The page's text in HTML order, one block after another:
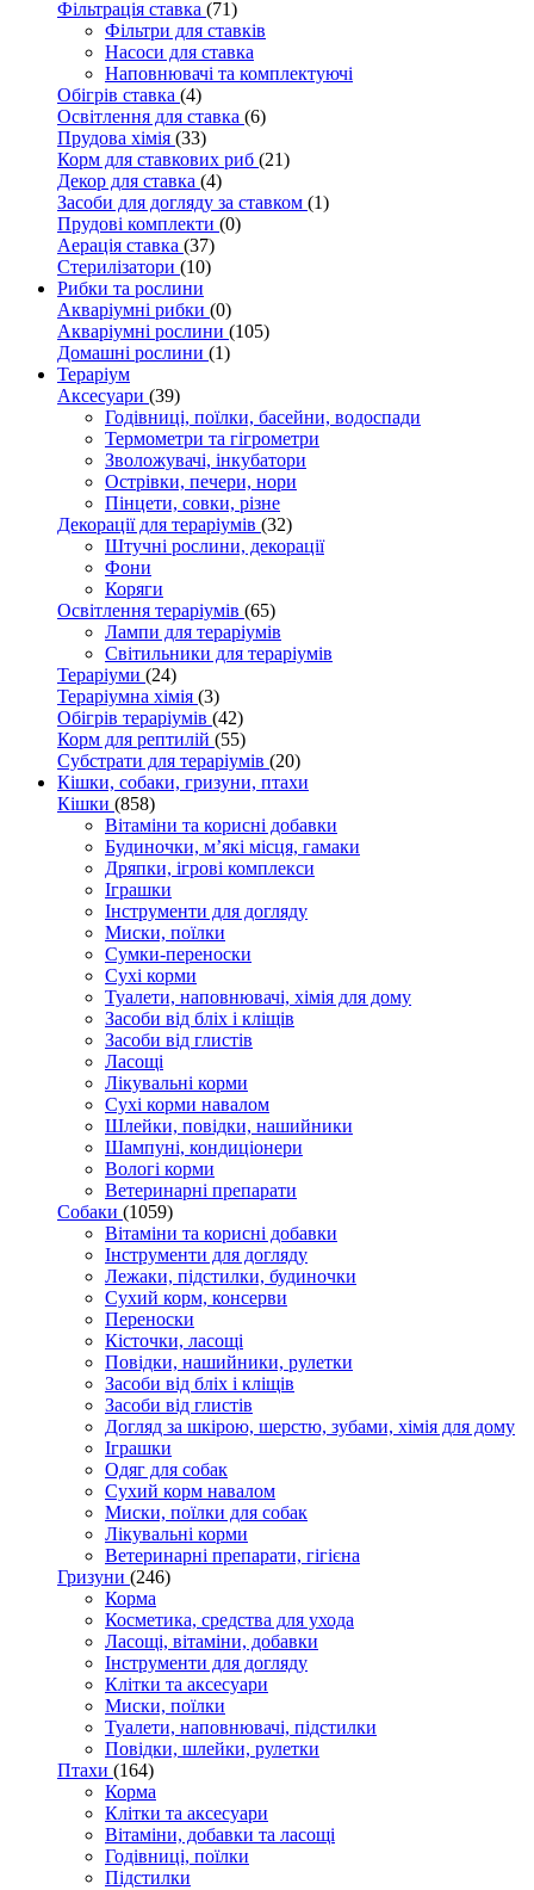
Фільтрація ставка (71)
Фільтри для ставків
Насоси для ставка
Наповнювачі та комплектуючі
Обігрів ставка (4)
Освітлення для ставка (6)
Прудова хімія (33)
Корм для ставкових риб (21)
Декор для ставка (4)
Засоби для догляду за ставком (1)
Прудові комплекти (0)
Аерація ставка (37)
Стерилізатори (10)
Рибки та рослини
Акваріумні рибки (0)
Акваріумні рослини (105)
Домашні рослини (1)
Тераріум
Аксесуари (39)
Годівниці, поїлки, басейни, водоспади
Термометри та гігрометри
Зволожувачі, інкубатори
Острівки, печери, нори
Пінцети, совки, різне
Декорації для тераріумів (32)
Штучні рослини, декорації
Фони
Коряги
Освітлення тераріумів (65)
Лампи для тераріумів
Світильники для тераріумів
Тераріуми (24)
Тераріумна хімія (3)
Обігрів тераріумів (42)
Корм для рептилій (55)
Субстрати для тераріумів (20)
Кішки, собаки, гризуни, птахи
Кішки (858)
Вітаміни та корисні добавки
Будиночки, м’які місця, гамаки
Дряпки, ігрові комплекси
Іграшки
Інструменти для догляду
Миски, поїлки
Сумки-переноски
Сухі корми
Туалети, наповнювачі, хімія для дому
Засоби від бліх і кліщів
Засоби від глистів
Ласощі
Лікувальні корми
Сухі корми навалом
Шлейки, повідки, нашийники
Шампуні, кондиціонери
Вологі корми
Ветеринарні препарати
Собаки (1059)
Вітаміни та корисні добавки
Інструменти для догляду
Лежаки, підстилки, будиночки
Сухий корм, консерви
Переноски
Кісточки, ласощі
Повідки, нашийники, рулетки
Засоби від бліх і кліщів
Засоби від глистів
Догляд за шкірою, шерстю, зубами, хімія для дому
Іграшки
Одяг для собак
Сухий корм навалом
Миски, поїлки для собак
Лікувальні корми
Ветеринарні препарати, гігієна
Гризуни (246)
Корма
Косметика, средства для ухода
Ласощі, вітаміни, добавки
Інструменти для догляду
Клітки та аксесуари
Миски, поїлки
Туалети, наповнювачі, підстилки
Повідки, шлейки, рулетки
Птахи (164)
Корма
Клітки та аксесуари
Вітаміни, добавки та ласощі
Годівниці, поїлки
Підстилки